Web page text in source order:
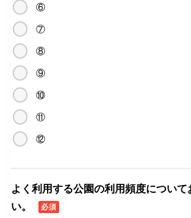
⑥
⑦
⑧
⑨
⑩
⑪
⑫
よく利用する公園の利用頻度について
い。
必須